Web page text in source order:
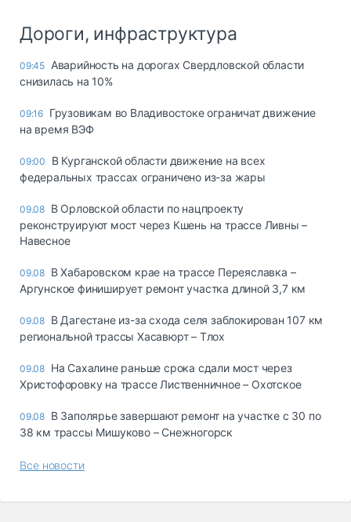
Дороги, инфраструктура
09:45 Аварийность на дорогах Свердловской области
снизилась на 10%
09:16 Грузовикам во Владивостоке ограничат движение
на время ВЭФ
09:00
В Курганской области движение на всех
федеральных трассах ограничено из-за жары
09.08 В Орловской области по нацпроекту
реконструируют мост через Кшень на трассе Ливны –
Навесное
09.08 В Хабаровском крае на трассе Переяславка –
Аргунское финиширует ремонт участка длиной 3,7 км
09.08 В Дагестане из-за схода селя заблокирован 107 км
региональной трассы Хасавюрт – Тлох
09.08 На Сахалине раньше срока сдали мост через
Христофоровку на трассе Лиственничное – Охотское
09.08 В Заполярье завершают ремонт на участке с 30 по
38 км трассы Мишуково – Снежногорск
Все новости